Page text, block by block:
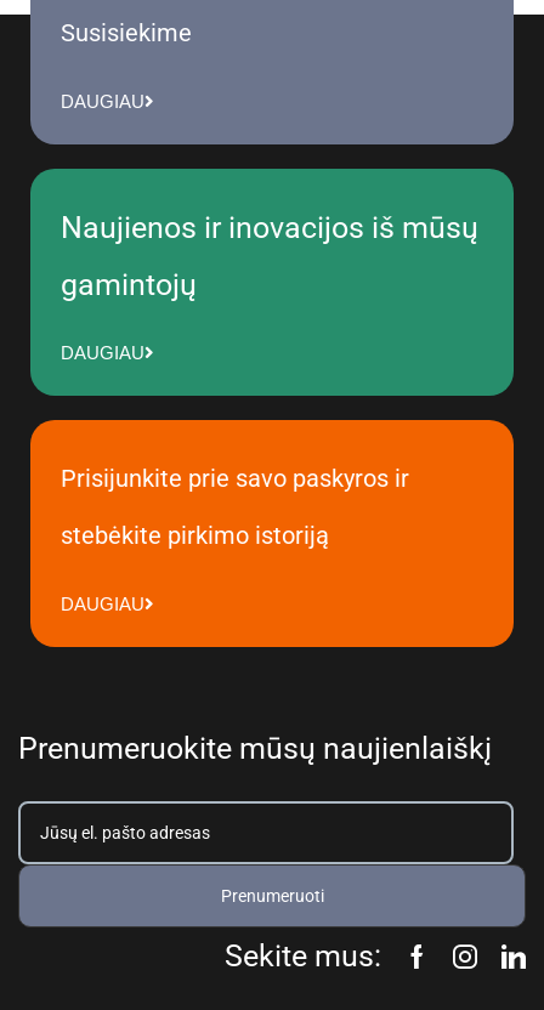
Susisiekime
DAUGIAU
Naujienos ir inovacijos iš mūsų
gamintojų
DAUGIAU
Prisijunkite prie savo paskyros ir
stebėkite pirkimo istoriją
DAUGIAU
Prenumeruokite mūsų naujienlaiškį
Prenumeruoti
Sekite mus: